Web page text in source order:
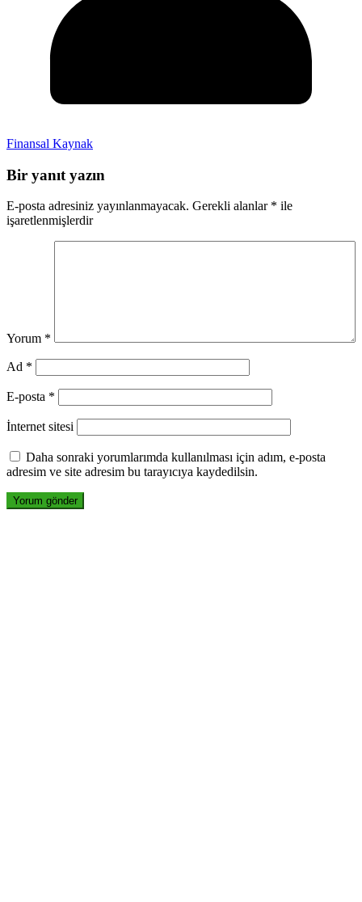
Finansal Kaynak
Bir yanıt yazın
E-posta adresiniz yayınlanmayacak. Gerekli alanlar * ile
işaretlenmişlerdir
Yorum *
Ad *
E-posta *
İnternet sitesi
Daha sonraki yorumlarımda kullanılması için adım, e-posta
adresim ve site adresim bu tarayıcıya kaydedilsin.